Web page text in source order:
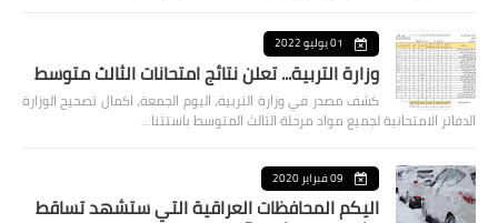
01 يوليو 2022
وزارة التربية... تعلن نتائج امتحانات الثالث متوسط
كشف مصدر في وزارة التربية، اليوم الجمعة، اكمال تصحيح الوزارة
الدفاتر الامتحانية لجميع مواد مرحلة الثالث المتوسط باستثنا…
09 فبراير 2020
اليكم المحافظات العراقية التي ستشهد تساقط